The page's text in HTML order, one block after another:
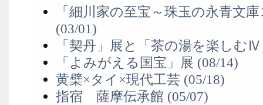
「細川家の至宝～珠玉の永青文
(03/01)
「契丹」展と「茶の湯を楽しむ
「よみがえる国宝」展 (08/14)
黄檗×タイ×現代工芸 (05/18)
指宿 薩摩伝承館 (05/07)